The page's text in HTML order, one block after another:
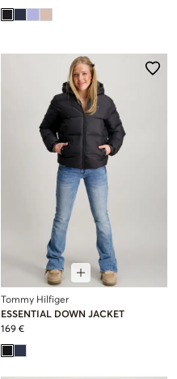
Tommy Hilfiger
ESSENTIAL DOWN JACKET
169 €